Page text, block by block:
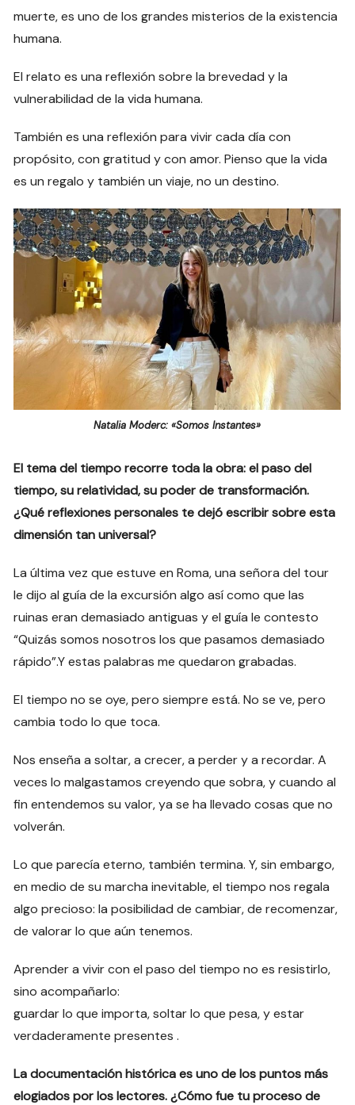
muerte, es uno de los grandes misterios de la existencia
humana.
El relato es una reflexión sobre la brevedad y la
vulnerabilidad de la vida humana.
También es una reflexión para vivir cada día con
propósito, con gratitud y con amor. Pienso que la vida
es un regalo y también un viaje, no un destino.
Natalia Moderc: «Somos Instantes»
El tema del tiempo recorre toda la obra: el paso del
tiempo, su relatividad, su poder de transformación.
¿Qué reflexiones personales te dejó escribir sobre esta
dimensión tan universal?
La última vez que estuve en Roma, una señora del tour
le dijo al guía de la excursión algo así como que las
ruinas eran demasiado antiguas y el guía le contesto
“Quizás somos nosotros los que pasamos demasiado
rápido”.Y estas palabras me quedaron grabadas.
El tiempo no se oye, pero siempre está. No se ve, pero
cambia todo lo que toca.
Nos enseña a soltar, a crecer, a perder y a recordar. A
veces lo malgastamos creyendo que sobra, y cuando al
fin entendemos su valor, ya se ha llevado cosas que no
volverán.
Lo que parecía eterno, también termina. Y, sin embargo,
en medio de su marcha inevitable, el tiempo nos regala
algo precioso: la posibilidad de cambiar, de recomenzar,
de valorar lo que aún tenemos.
Aprender a vivir con el paso del tiempo no es resistirlo,
sino acompañarlo:
guardar lo que importa, soltar lo que pesa, y estar
verdaderamente presentes .
La documentación histórica es uno de los puntos más
elogiados por los lectores. ¿Cómo fue tu proceso de